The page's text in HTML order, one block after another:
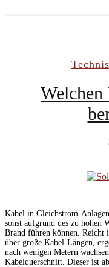
Kabel in Gleichstrom-
sonst aufgrund des zu hohen
Brand führen können. Reicht
über große Kabel-Längen,
nach wenigen Metern
Kabelquerschnitt. Dieser ist